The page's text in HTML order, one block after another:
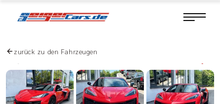
zurück zu den Fahrzeugen